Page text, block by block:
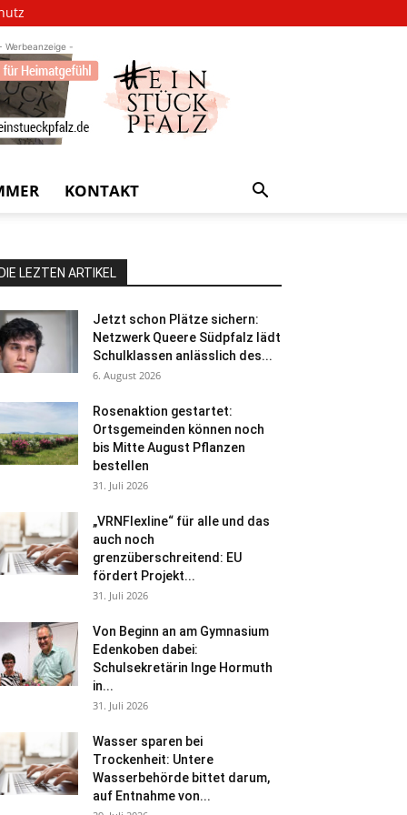
Werbeanzeige -
KONTAKT
DIE LEZTEN ARTIKEL
Jetzt schon Plätze sichern:
Netzwerk Queere Südpfalz lädt
Schulklassen anlässlich des...
6. August 2026
Rosenaktion gestartet:
Ortsgemeinden können noch
bis Mitte August Pflanzen
bestellen
31. Juli 2026
„VRNFlexline“ für alle und das
auch noch
grenzüberschreitend: EU
fördert Projekt...
31. Juli 2026
Von Beginn an am Gymnasium
Edenkoben dabei:
Schulsekretärin Inge Hormuth
in...
31. Juli 2026
Wasser sparen bei
Trockenheit: Untere
Wasserbehörde bittet darum,
auf Entnahme von...